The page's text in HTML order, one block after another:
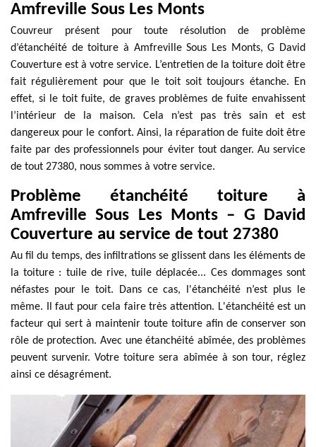
Amfreville Sous Les Monts
Couvreur présent pour toute résolution de problème
d’étanchéité de toiture à Amfreville Sous Les Monts, G David
Couverture est à votre service. L’entretien de la toiture doit être
fait régulièrement pour que le toit soit toujours étanche. En
effet, si le toit fuite, de graves problèmes de fuite envahissent
l’intérieur de la maison. Cela n’est pas très sain et est
dangereux pour le confort. Ainsi, la réparation de fuite doit être
faite par des professionnels pour éviter tout danger. Au service
de tout 27380, nous sommes à votre service.
Problème étanchéité toiture à
Amfreville Sous Les Monts – G David
Couverture au service de tout 27380
Au fil du temps, des infiltrations se glissent dans les éléments de
la toiture : tuile de rive, tuile déplacée... Ces dommages sont
néfastes pour le toit. Dans ce cas, l'étanchéité n’est plus le
même. Il faut pour cela faire très attention. L'étanchéité est un
facteur qui sert à maintenir toute toiture afin de conserver son
rôle de protection. Avec une étanchéité abîmée, des problèmes
peuvent survenir. Votre toiture sera abîmée à son tour, réglez
ainsi ce désagrément.